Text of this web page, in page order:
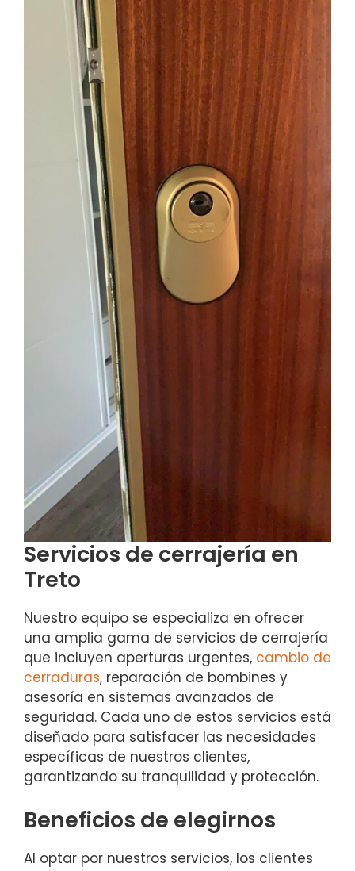
Servicios de cerrajería en
Treto
Nuestro equipo se especializa en ofrecer
una amplia gama de servicios de cerrajería
que incluyen aperturas urgentes, cambio de
cerraduras, reparación de bombines y
asesoría en sistemas avanzados de
seguridad. Cada uno de estos servicios está
diseñado para satisfacer las necesidades
específicas de nuestros clientes,
garantizando su tranquilidad y protección.
Beneficios de elegirnos
Al optar por nuestros servicios, los clientes